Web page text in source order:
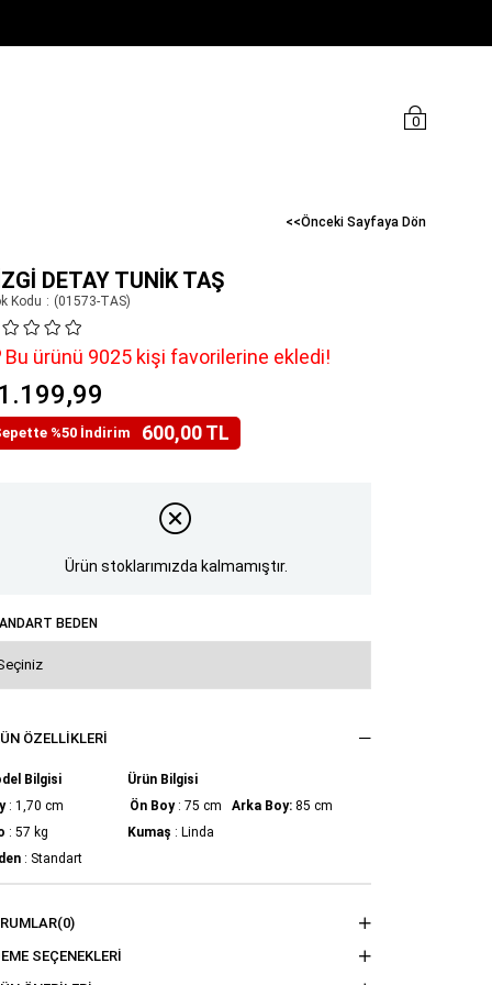
0
<<Önceki Sayfaya Dön
DETAY TUNIK TAŞ
Kodu (01573-TAS)
Bu ürünü 9025 kişi favorilerine ekledi!
%50 İndirim 600,00 TL
Ürün stoklarımızda kalmamıştır.
BEDEN
ÖZELLIKLERI
Bilgisi Ürün Bilgisi
: 1,70 cm Ön Boy: 75 cm Arka Boy: 85 cm
: 57 kg Kumaş : Linda
: Standart
(0)
SEÇENEKLERI